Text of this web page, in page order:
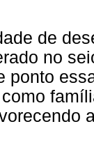
de
no
ponto